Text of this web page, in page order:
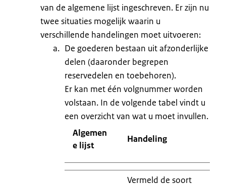
van de algemene lijst ingeschreven. Er zijn nu
twee situaties mogelijk waarin u
verschillende handelingen moet uitvoeren:
De goederen bestaan uit afzonderlijke
delen (daaronder begrepen
reservedelen en toebehoren).
Er kan met één volgnummer worden
volstaan. In de volgende tabel vindt u
een overzicht van wat u moet invullen.
Algemen
e lijst
Handeling
Vermeld de soort